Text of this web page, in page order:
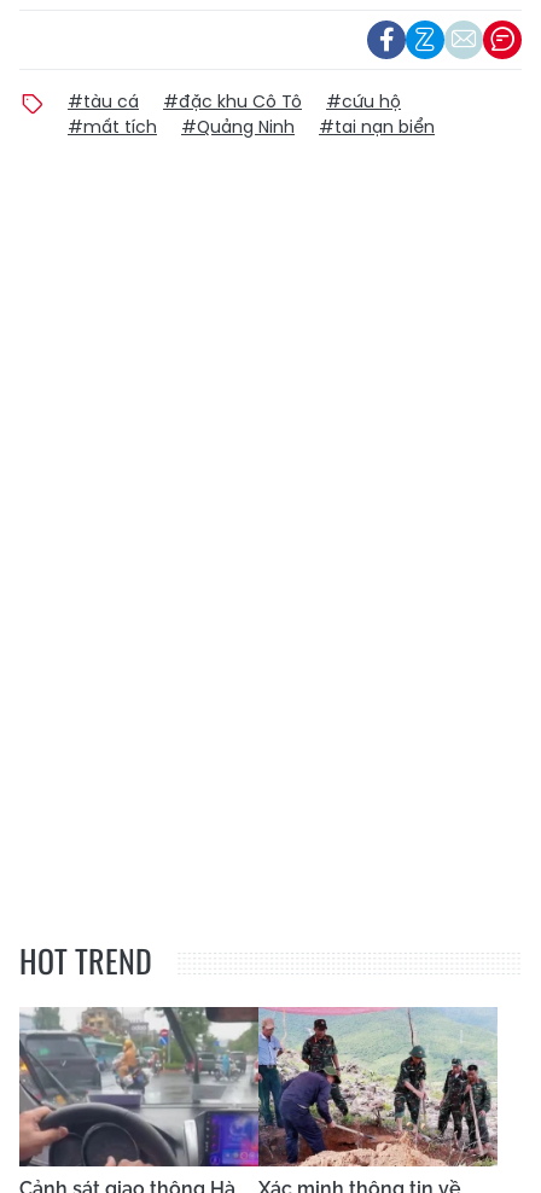
#tàu cá #đặc khu Cô Tô
#cứu hộ
#mất tích
#Quảng Ninh #tai nạn biển
HOT TREND